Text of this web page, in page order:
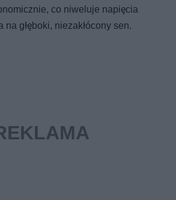
co niweluje napięcia
głęboki, niezakłócony sen.